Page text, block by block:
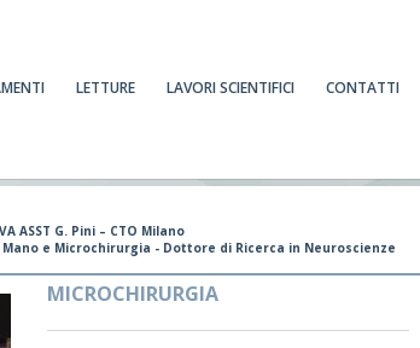
LETTURE LAVORI SCIENTIFICI CONTATTI
ASST G. Pini – CTO Milano
e Microchirurgia - Dottore di Ricerca in Neuroscienze
MICROCHIRURGIA